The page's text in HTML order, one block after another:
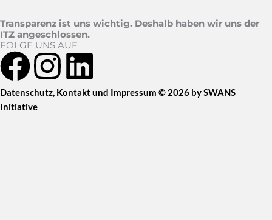
Transparenz ist uns wichtig. Deshalb haben wir uns der
ITZ angeschlossen.
FOLGE UNS AUF
F
a
I
n
L
i
Datenschutz, Kontaktund Impressum © 2026 by SWANS
Initiative